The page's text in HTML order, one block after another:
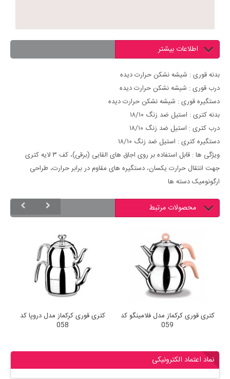
اطلاعات بیشتر
بدنه قوری : شیشه نشکن حرارت دیده
درب قوری : شیشه نشکن حرارت دیده
دستگیره قوری : شیشه نشکن حرارت دیده
بدنه کتری : استیل ضد زنگ ۱۸/۱۰
درب کتری : استیل ضد زنگ ۱۸/۱۰
دستگیره کتری : استیل ضد زنگ ۱۸/۱۰
ویژگی ها : قابل استفاده بر روی اجاق های القایی (برقی)، کف ۳ لایه کتری
جهت انتقال حرارت یکسان، دستگیره های مقاوم در برابر حرارت، طراحی
ارگونومیک دسته ها
محصولات مرتبط
کتری قوری کرکماز مدل دروپا کد
058
کتری قوری کرکماز مدل فلامینگو کد
059
نماد اعتماد الکترونیکی